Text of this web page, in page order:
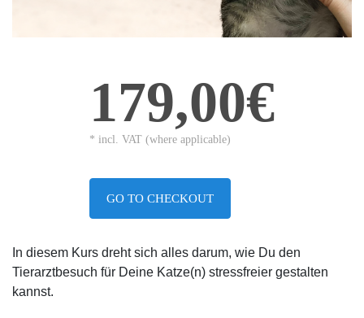
179,00€
* incl. VAT (where applicable)
GO TO CHECKOUT
In diesem Kurs dreht sich alles darum, wie Du den
Tierarztbesuch für Deine Katze(n) stressfreier gestalten
kannst.